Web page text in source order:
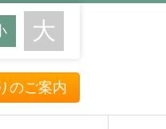
のご案内